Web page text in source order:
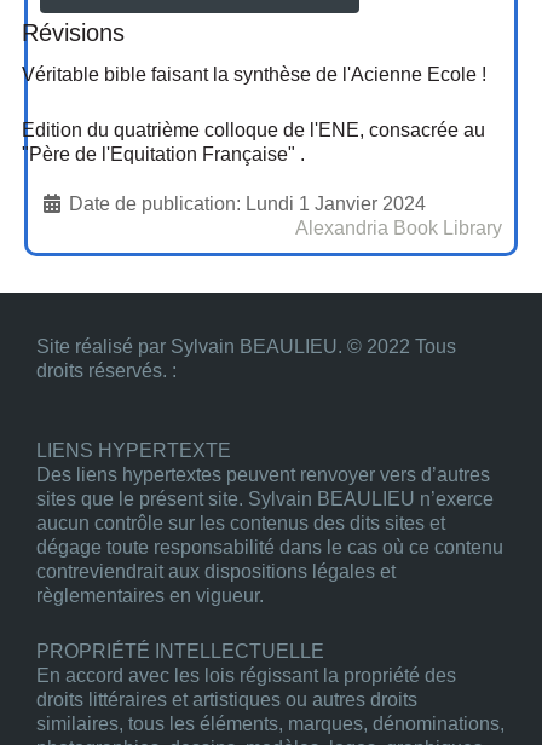
Révisions
Véritable bible faisant la synthèse de l'Acienne Ecole !
Edition du quatrième colloque de l'ENE, consacrée au
"Père de l'Equitation Française" .
Date de publication: Lundi 1 Janvier 2024
Alexandria Book Library
Site réalisé par Sylvain BEAULIEU. © 2022 Tous
droits réservés. :
LIENS HYPERTEXTE
Des liens hypertextes peuvent renvoyer vers d’autres
sites que le présent site. Sylvain BEAULIEU n’exerce
aucun contrôle sur les contenus des dits sites et
dégage toute responsabilité dans le cas où ce contenu
contreviendrait aux dispositions légales et
règlementaires en vigueur.
PROPRIÉTÉ INTELLECTUELLE
En accord avec les lois régissant la propriété des
droits littéraires et artistiques ou autres droits
similaires, tous les éléments, marques, dénominations,